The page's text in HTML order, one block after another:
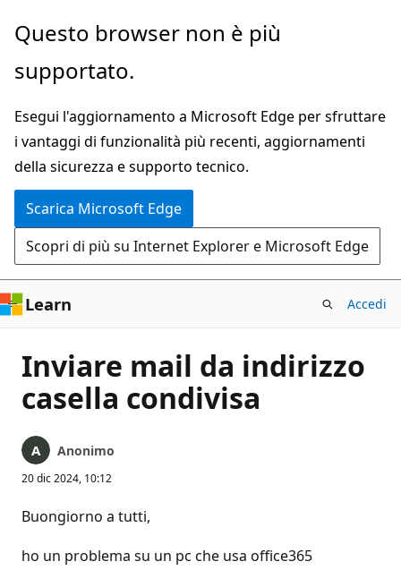
Ignora
passa
contenuto
principale
Questo browser non è più
supportato.
Esegui l'aggiornamento a Microsoft Edge per sfruttare
i vantaggi di funzionalità più recenti, aggiornamenti
della sicurezza e supporto tecnico.
Scarica Microsoft Edge
Scopri di più su Internet Explorer e Microsoft Edge
Learn Accedi
Inviare mail da indirizzo
casella condivisa
Anonimo
20 dic 2024, 10:12
Buongiorno a tutti,
ho un problema su un pc che usa office365